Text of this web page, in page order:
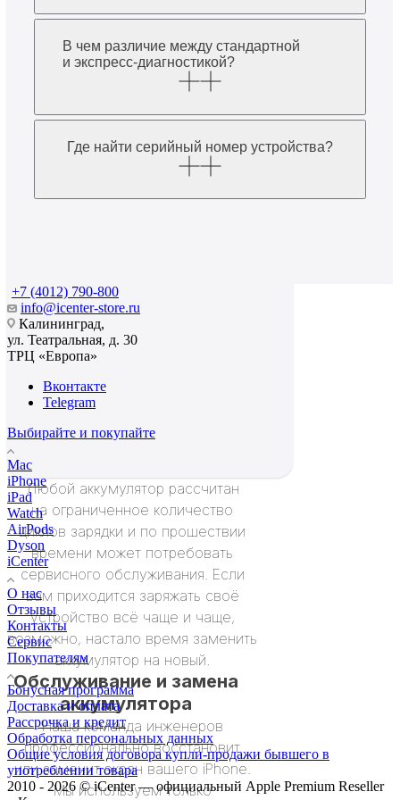
Любой аккумулятор рассчитан
на ограниченное количество
циклов зарядки и по прошествии
времени может потребовать
сервисного обслуживания. Если
вам приходится заряжать своё
устройство всё чаще и чаще,
возможно, настало время заменить
аккумулятор на новый.
Обслуживание и замена
аккумулятора
Наша команда инженеров
профессионально восстановит
или заменит экран вашего iPhone.
Мы используем только
В чем различие между стандартной
и экспресс-диагностикой?
Где найти серийный номер устройства?
+7 (4012) 790-800
info@icenter-store.ru
Калининград,
ул. Театральная, д. 30
ТРЦ «Европа»
Вконтакте
Telegram
Выбирайте и покупайте
Mac
iPhone
iPad
Watch
AirPods
Dyson
iCenter
О нас
Отзывы
Контакты
Сервис
Покупателям
Бонусная программа
Доставка и оплата
Рассрочка и кредит
Обработка персональных данных
Общие условия договора купли-продажи бывшего в
употреблении товара
2010 - 2026 © iCenter — официальный Apple Premium Reseller